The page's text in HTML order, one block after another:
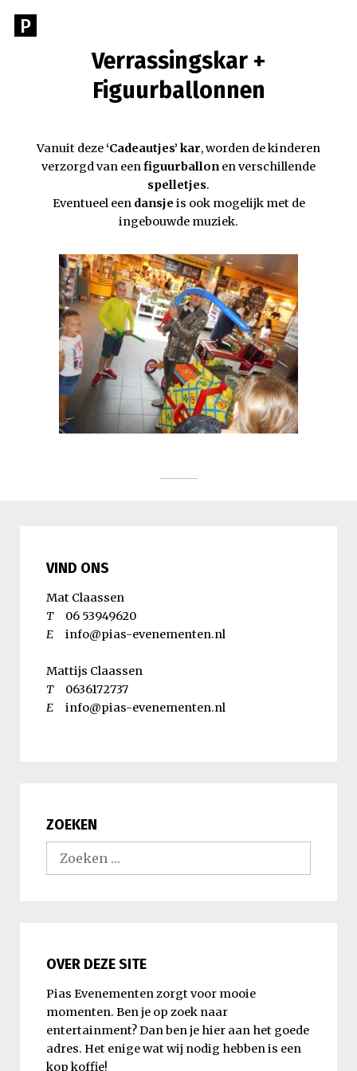
naar
Ga
evenementen
P
EVENEMENTEN
evenementen
Verrassingskar +
Figuurballonnen
Vanuit deze‘Cadeautjes’ kar, worden de kinderen
verzorgd van eenfiguurballon en verschillende
spelletjes.
Eventueel een dansje is ook mogelijk met de
ingebouwde muziek.
VIND ONS
Mat Claassen
T 06 53949620
Einfo@pias-evenementen.nl
Mattijs Claassen
T0636172737
Einfo@pias-evenementen.nl
ZOEKEN
Zoeken
naar:
OVER DEZE SITE
Pias Evenementen zorgt voor mooie
momenten. Ben je op zoek naar
entertainment? Dan ben je hier aan het goede
adres. Het enige wat wij nodig hebben is een
kop koffie!